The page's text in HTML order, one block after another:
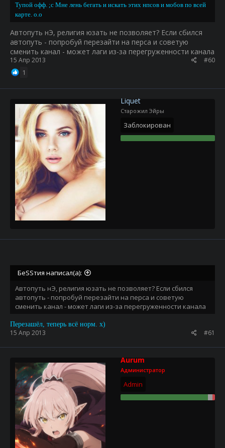
Тупой офф. ;c Мне лень бегать и искать этих нпсов и мобов по всей
карте. о.о
Автопуть нЭ, религия юзать не позволяет? Если сбился
автопуть - попробуй перезайти на перса и советую
сменить канал - может лаги из-за перегруженности канала
15 Апр 2013 #60
1
Liquet
Старожил Эйры
Заблокирован
БеSSтия написал(а):
Автопуть нЭ, религия юзать не позволяет? Если сбился
автопуть - попробуй перезайти на перса и советую
сменить канал - может лаги из-за перегруженности канала
Перезашёл, теперь всё норм. х)
15 Апр 2013 #61
Aurum
Администратор
Admin